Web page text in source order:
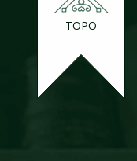
TOPO